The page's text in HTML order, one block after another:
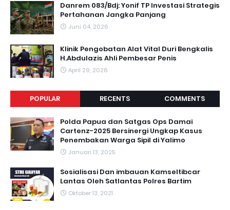
Danrem 083/Bdj: Yonif TP Investasi Strategis
Pertahanan Jangka Panjang
Juni 04, 2026
Klinik Pengobatan Alat Vital Duri Bengkalis
H.Abdulazis Ahli Pembesar Penis
April 29, 2026
POPULAR RECENTS COMMENTS
Polda Papua dan Satgas Ops Damai
Cartenz-2025 Bersinergi Ungkap Kasus
Penembakan Warga Sipil di Yalimo
Januari 13, 2025
Sosialisasi Dan imbauan Kamseltibcar
Lantas Oleh Satlantas Polres Bartim
Oktober 13, 2021